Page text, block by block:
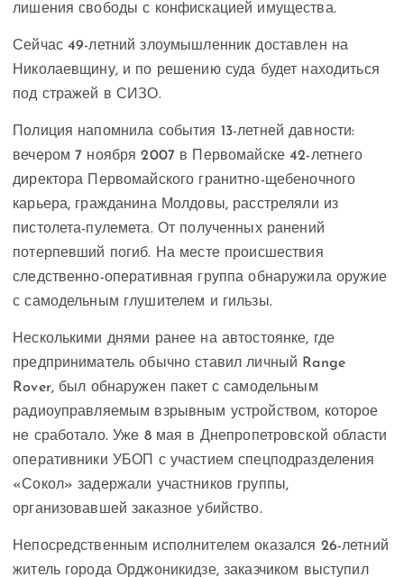
лишения свободы с конфискацией имущества.
Сейчас 49-летний злоумышленник доставлен на
Николаевщину, и по решению суда будет находиться
под стражей в СИЗО.
Полиция напомнила события 13-летней давности:
вечером 7 ноября 2007 в Первомайске 42-летнего
директора Первомайского гранитно-щебеночного
карьера, гражданина Молдовы, расстреляли из
пистолета-пулемета. От полученных ранений
потерпевший погиб. На месте происшествия
следственно-оперативная группа обнаружила оружие
с самодельным глушителем и гильзы.
Несколькими днями ранее на автостоянке, где
предприниматель обычно ставил личный Range
Rover, был обнаружен пакет с самодельным
радиоуправляемым взрывным устройством, которое
не сработало. Уже 8 мая в Днепропетровской области
оперативники УБОП с участием спецподразделения
«Сокол» задержали участников группы,
организовавшей заказное убийство.
Непосредственным исполнителем оказался 26-летний
житель города Орджоникидзе, заказчиком выступил